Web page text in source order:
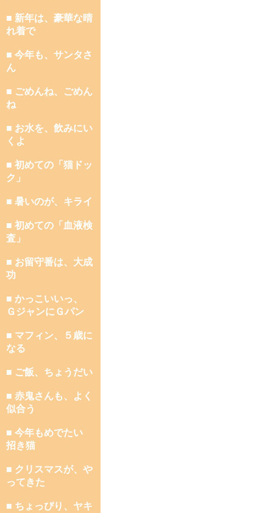
■ 新年は、豪華な晴
れ着で
■ 今年も、サンタさ
ん
■ ごめんね、ごめん
ね
■ お水を、飲みにい
くよ
■ 初めての「猫ドッ
ク」
■ 暑いのが、キライ
■ 初めての「血液検
査」
■ お留守番は、大成
功
■ かっこいいっ、
ＧジャンにＧパン
■ マフィン、５歳に
なる
■ ご飯、ちょうだい
■ 赤鬼さんも、よく
似合う
■ 今年もめでたい
招き猫
■ クリスマスが、や
ってきた
■ ちょっぴり、ヤキ